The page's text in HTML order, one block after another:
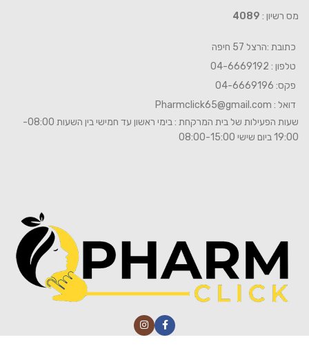
מס רשיון : 4089
כתובת :הרצל 57 חיפה
טלפון : 04-6669192
פקס: 04-6669196
דואל : Pharmclick65@gmail.com
שעות הפעילות של בית המרקחת : בימי ראשון עד חמישי בין השעות 08:00-
19:00 ביום שישי 08:00-15:00